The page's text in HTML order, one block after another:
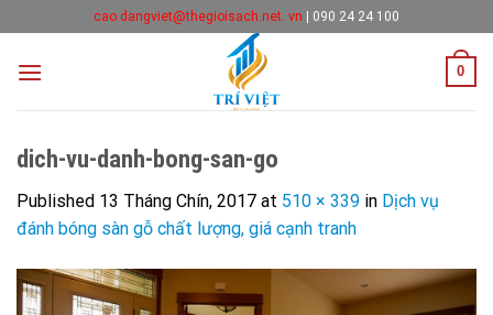
to
content
cao.dangviet@thegioisach.net. vn | 090 24 24 100
0
dich-vu-danh-bong-san-go
Published 13 Tháng Chín, 2017 at 510 × 339 in Dịch vụ
đánh bóng sàn gỗ chất lượng, giá cạnh tranh